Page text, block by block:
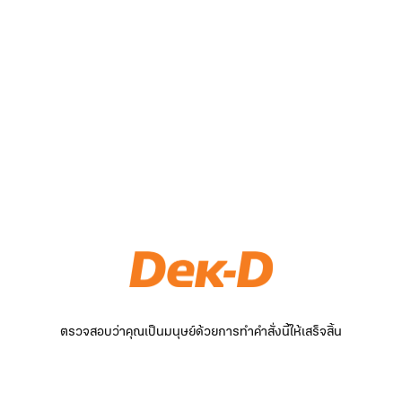
ตรวจสอบว่าคุณเป็นมนุษย์ด้วยการทำคำสั่งนี้ให้เสร็จสิ้น